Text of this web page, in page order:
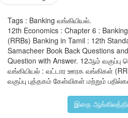
மற்றும் வட்டார ஊரக வங்கிப்
மேற்கொள்வது ஆகிய சலுகைகளை
ஊரக வங்கிகளுக்கு கீழ்க்கண்ட
அ) வட்டார ஊரக வங்கிக்கள் 3
Tags : Banking வங்கியியல்.
12th Economics : Chapter 6 :
(RRBs) Banking in Tamil : 12th
Samacheer Book Back Questions
Question with Answer. 12ஆம்
வங்கியியல் : வட்டார ஊரக வங்கிகள்
வகுப்பு புத்தகம் கேள்விகள் மற்றும்
இதை